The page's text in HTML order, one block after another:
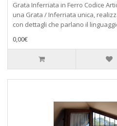
Grata Inferriata in Ferro Codice
una Grata / Inferriata unica,
con dettagli che parlano il
0,00€